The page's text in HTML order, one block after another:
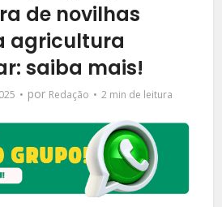
de novilhas
agricultura
saiba mais!
por Redação 2 min de leitura